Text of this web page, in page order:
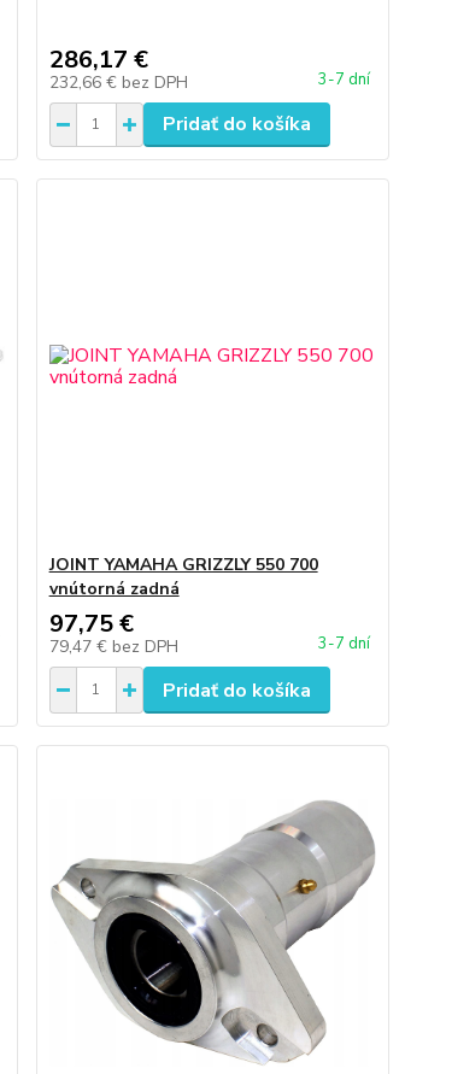
286,17 €
232,66 € bez DPH 3-7 dní
Pridať do košíka
JOINT YAMAHA GRIZZLY 550 700
vnútorná zadná
97,75 €
79,47 € bez DPH 3-7 dní
Pridať do košíka